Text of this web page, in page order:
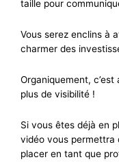
taille pour
Vous serez enclins à
charmer des
Organiquement,
plus de visibilité !
Si vous êtes déjà en
vidéo vous permettra
placer en tant que